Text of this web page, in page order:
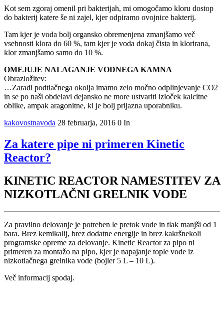
Kot sem zgoraj omenil pri bakterijah, mi omogočamo kloru dostop
do bakterij katere še ni zajel, kjer odpiramo ovojnice bakterij.
Tam kjer je voda bolj organsko obremenjena zmanjšamo več
vsebnosti klora do 60 %, tam kjer je voda dokaj čista in klorirana,
klor zmanjšamo samo do 10 %.
OMEJUJE NALAGANJE VODNEGA KAMNA
Obrazložitev:
…Zaradi podtlačnega okolja imamo zelo močno odplinjevanje CO2
in se po naši obdelavi dejansko ne more ustvariti izloček kalcitne
oblike, ampak aragonitne, ki je bolj prijazna uporabniku.
kakovostnavoda 28 februarja, 2016 0 In
Za katere pipe ni primeren Kinetic
Reactor?
KINETIC REACTOR NAMESTITEV ZA
NIZKOTLAČNI GRELNIK VODE
Za pravilno delovanje je potreben le pretok vode in tlak manjši od 1
bara. Brez kemikalij, brez dodatne energije in brez kakršnekoli
programske opreme za delovanje. Kinetic Reactor za pipo ni
primeren za montažo na pipo, kjer je napajanje tople vode iz
nizkotlačnega grelnika vode (bojler 5 L – 10 L).
Več informacij spodaj.